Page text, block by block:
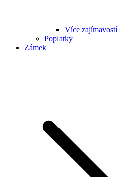
Více zajímavostí
Poplatky
Zámek